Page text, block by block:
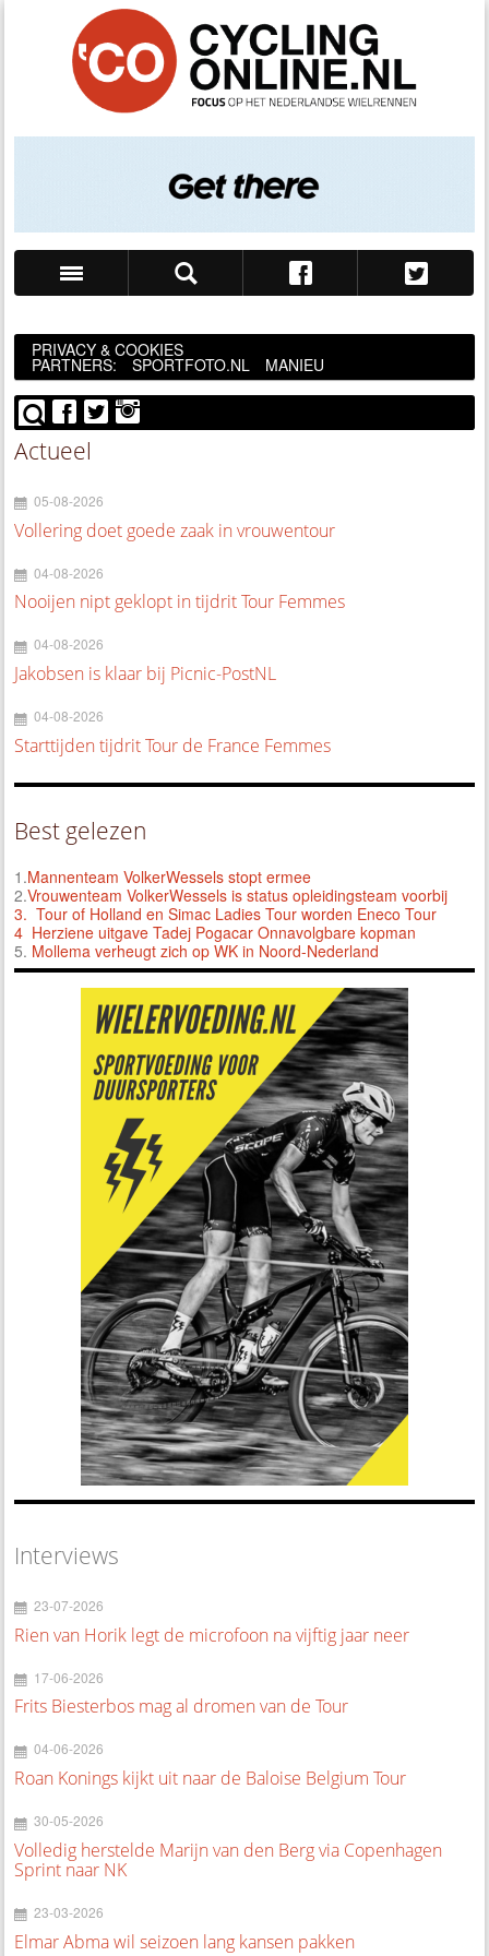
PRIVACY & COOKIES
PARTNERS: SPORTFOTO.NL MANIEU
Actueel
05-08-2026
Vollering doet goede zaak in vrouwentour
04-08-2026
Nooijen nipt geklopt in tijdrit Tour Femmes
04-08-2026
Jakobsen is klaar bij Picnic-PostNL
04-08-2026
Starttijden tijdrit Tour de France Femmes
Best gelezen
1.Mannenteam VolkerWessels stopt ermee
2.Vrouwenteam VolkerWessels is status opleidingsteam voorbij
3. Tour of Holland en Simac Ladies Tour worden Eneco Tour
4 Herziene uitgave Tadej Pogacar Onnavolgbare kopman
5. Mollema verheugt zich op WK in Noord-Nederland
Interviews
23-07-2026
Rien van Horik legt de microfoon na vijftig jaar neer
17-06-2026
Frits Biesterbos mag al dromen van de Tour
04-06-2026
Roan Konings kijkt uit naar de Baloise Belgium Tour
30-05-2026
Volledig herstelde Marijn van den Berg via Copenhagen
Sprint naar NK
23-03-2026
Elmar Abma wil seizoen lang kansen pakken